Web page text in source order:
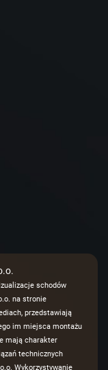
schodów
na stronie
przedstawiają
im miejsca montażu
mają charakter
technicznych
Wykorzystywanie